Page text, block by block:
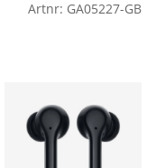
Artnr: GA05227-GB